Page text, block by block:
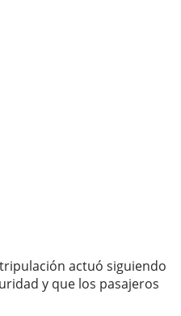
actuó siguiendo
y que los pasajeros